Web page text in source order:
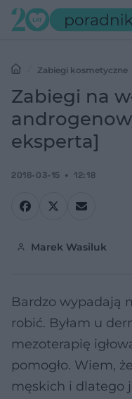
Zabiegi kosmetyczne
androgenowym [Porada
Zabiegi na
eksperta]
2016-03-15 12:18
Marek Wasiluk
Bardzo wypadają
robić. Byłam u
mezoterapię
pomogło. Wiem,
męskich i dlatego